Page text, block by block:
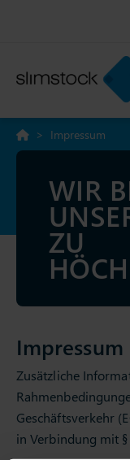
> Impressum
WIR
ZU
Impressum
Zusätzliche
Geschäftsverkehr
in Verbindung mit §